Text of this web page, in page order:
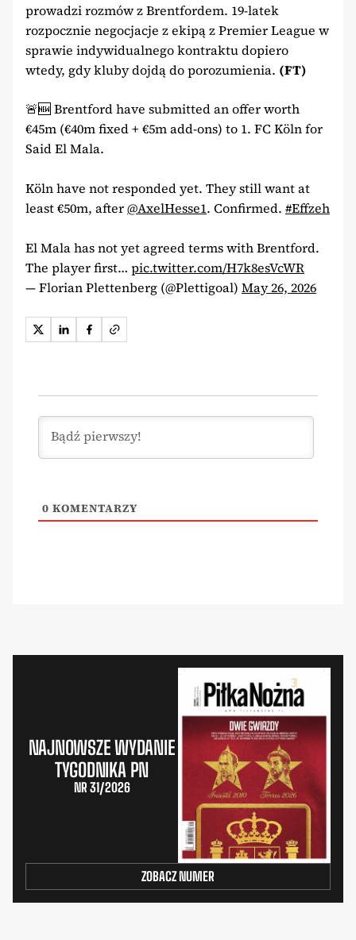
prowadzi rozmów z Brentfordem. 19-latek
rozpocznie negocjacje z ekipą z Premier League w
sprawie indywidualnego kontraktu dopiero
wtedy, gdy kluby dojdą do porozumienia. (FT)
🚨🆕 Brentford have submitted an offer worth
€45m (€40m fixed + €5m add-ons) to 1. FC Köln for
Said El Mala.
Köln have not responded yet. They still want at
least €50m, after@AxelHesse1. Confirmed. #Effzeh
El Mala has not yet agreed terms with Brentford.
The player first… pic.twitter.com/H7k8esVcWR
— Florian Plettenberg (@Plettigoal) May 26, 2026
0 KOMENTARZY
NAJNOWSZE WYDANIE
TYGODNIKA PN
NR 31/2026
ZOBACZ NUMER